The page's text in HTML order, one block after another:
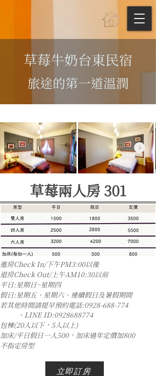
草莓牛奶台東民宿
旅途的第一道溫潤
草莓兩人房 301
進房Check In/下午PM3:00以後
退房Check Out/上午AM10:30以前
平日:星期日~星期四
假日:星期五、星期六、連續假日及暑假期間
若其他時間請提早預約電話:0928-688-774
、LINE ID:0928688774
包棟(20人以下，5人以上)
加床/平日假日一人500，加床過年定價加800
不指定房型
立即訂房